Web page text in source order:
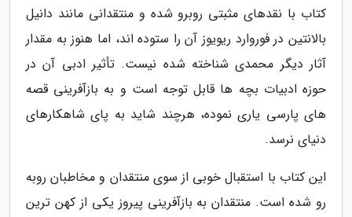
کتاب با نقدهای مثبتی روبرو شده و منتقدانی مانند دانیل
بالانتین در فوروارد ریویوز آن را ستوده اند، اما هنوز به مقدار
آثار دیگر محمدی شناخته شده نیست. تأثیر ادبی آن در
حوزه ادبیات بچه ها قابل توجه است و به بازآفرینی قصه
های پارسی یاری نموده، هرچند شاید به پای شاهکارهای
دنیای نرسد.
این کتاب با استقبال خوبی از سوی منتقدان و مخاطبان روبه
رو شده است. منتقدان به بازآفرینی پیروز یکی از کهن ترین